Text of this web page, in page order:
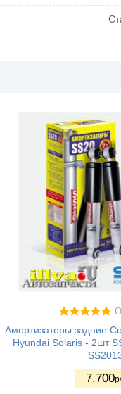
Амортизаторы задние
Hyundai Solaris - 2шт
7.700